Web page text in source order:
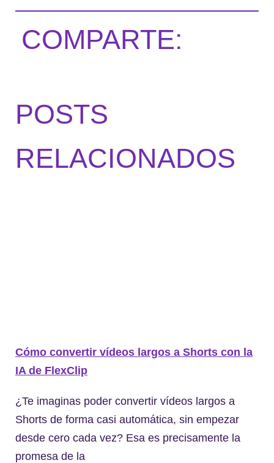
COMPARTE:
POSTS
RELACIONADOS
Cómo convertir vídeos largos a Shorts con la
IA de FlexClip
¿Te imaginas poder convertir vídeos largos a
Shorts de forma casi automática, sin empezar
desde cero cada vez? Esa es precisamente la
promesa de la